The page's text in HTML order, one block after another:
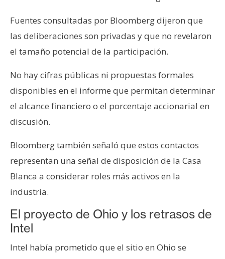
C
o
n
t
c
t
o
y
u
c
d
d
Fuentes consultadas por Bloomberg dijeron que
las deliberaciones son privadas y que no revelaron
el tamaño potencial de la participación.
No hay cifras públicas ni propuestas formales
disponibles en el informe que permitan determinar
el alcance financiero o el porcentaje accionarial en
discusión.
Bloomberg también señaló que estos contactos
representan una señal de disposición de la Casa
Blanca a considerar roles más activos en la
industria.
El proyecto de Ohio y los retrasos de
Intel
Intel había prometido que el sitio en Ohio se